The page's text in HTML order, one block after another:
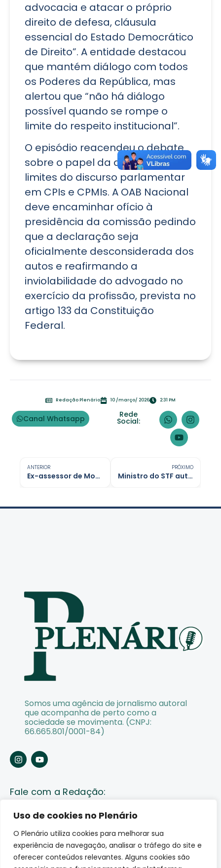
Uso de cookies no Plenário
O Plenário utiliza cookies para melhorar sua
experiência de navegação, analisar o tráfego do site e
oferecer conteúdos relevantes. Alguns cookies são
advocacia e atacar o próprio
direito de defesa, cláusula
essencial do Estado Democrático
de Direito”. A entidade destacou
que mantém diálogo com todos
os Poderes da República, mas
alertou que “não há diálogo
possível quando se rompe o
limite do respeito institucional”.
O episódio reacendeu o debate
sobre o papel da advocacia e os
limites do discurso parlamentar
em CPIs e CPMIs. A OAB Nacional
deve encaminhar ofício à
presidência da comissão pedindo
que a declaração seja
oficialmente desconsiderada dos
autos e reafirmando a
inviolabilidade do advogado no
exercício da profissão, prevista no
artigo 133 da Constituição
Federal.
Redação Plenário 10 /março/ 2026 2:31 PM
Canal Whatsapp Rede
Social:
ANTERIOR
Ex-assessor de Moraes é detido na Itália e pode ser extraditado
PRÓXIMO
Ministro do STF autoriza Bolsonaro a receber barbeiro em casa
Somos uma agência de jornalismo autoral
que acompanha de perto como a
sociedade se movimenta. (CNPJ:
66.665.801/0001-84)
Fale com a Redação:
Enviar pauta
Fale conosco
Av. Lauro Sodré, 1259. Olaria – Porto Velho (RO)
CEP: 76801-289